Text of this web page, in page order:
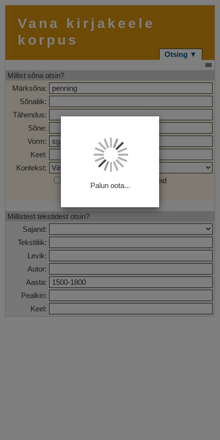
Vana kirjakeele
korpus
Otsing ▼
Millist sõna otsin?
Märksõna:
Sõnaliik:
Tähendus:
Sõne:
Vorm:
Keel:
Kontekst:
Otsi märgendatud sõnaühendeid
Millistest tekstidest otsin?
Sajand:
Tekstiliik:
Levik:
Autor:
Aasta:
Pealkiri:
Keel:
Palun oota...